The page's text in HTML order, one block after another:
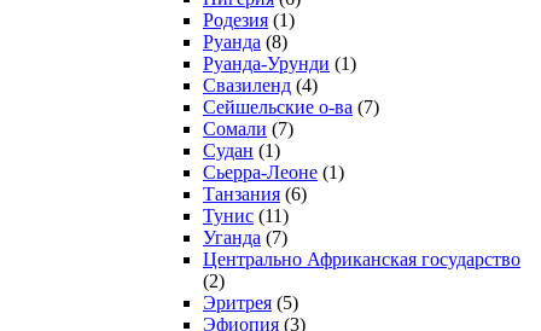
Родезия (1)
Руанда (8)
Руанда-Урунди (1)
Свазиленд (4)
Сейшельские о-ва (7)
Сомали (7)
Судан (1)
Сьерра-Леоне (1)
Танзания (6)
Тунис (11)
Уганда (7)
Центрально Африканская государство
(2)
Эритрея (5)
Эфиопия (3)